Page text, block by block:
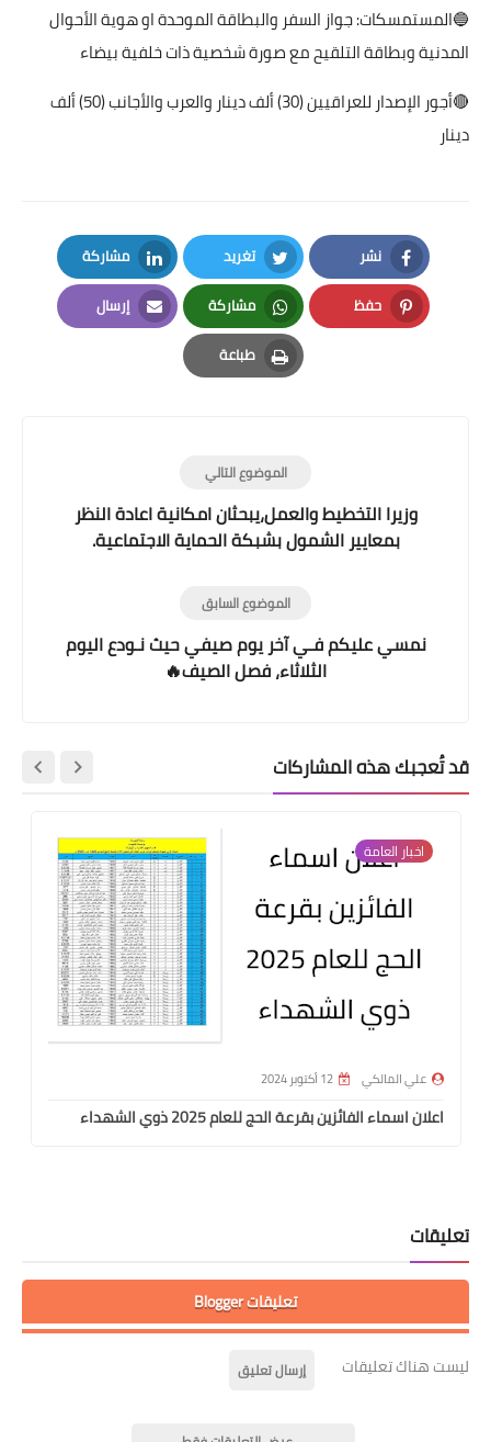
🔵المستمسكات: جواز السفر والبطاقة الموحدة او هوية الأحوال
المدنية وبطاقة التلقيح مع صورة شخصية ذات خلفية بيضاء
🔴أجور الإصدار للعراقيين (30) ألف دينار والعرب والأجانب (50) ألف
دينار
نشر
Facebook
تغريد
Twitter
مشاركة
LinkedIn
حفظ
Pinterest
مشاركة
Whatsapp
إرسال
Email
طباعة
Print
الموضوع التالي
وزيرا التخطيط والعمل،يبحثان امكانية اعادة النظر
بمعايير الشمول بشبكة الحماية الاجتماعية.
الموضوع السابق
نمسي عليكم فـي آخر يوم صيفي حيث نـودع اليوم
الثلاثاء، فصل الصيف🔥
قد تُعجبك هذه المشاركات
اخبار العامة
علي المالكي 12 أكتوبر 2024
اعلان اسماء الفائزين بقرعة الحج للعام 2025 ذوي الشهداء
تعليقات
تعليقات Blogger
ليست هناك تعليقات إرسال تعليق